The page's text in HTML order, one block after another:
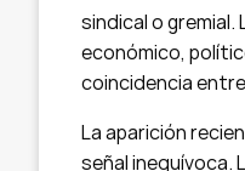
sindical o
económico,
coincidencia
La aparición
señal inequívoca.